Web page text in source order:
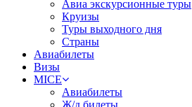
Авиа экскурсионные туры
Круизы
Туры выходного дня
Страны
Авиабилеты
Визы
MICE
Авиабилеты
Ж/д билеты